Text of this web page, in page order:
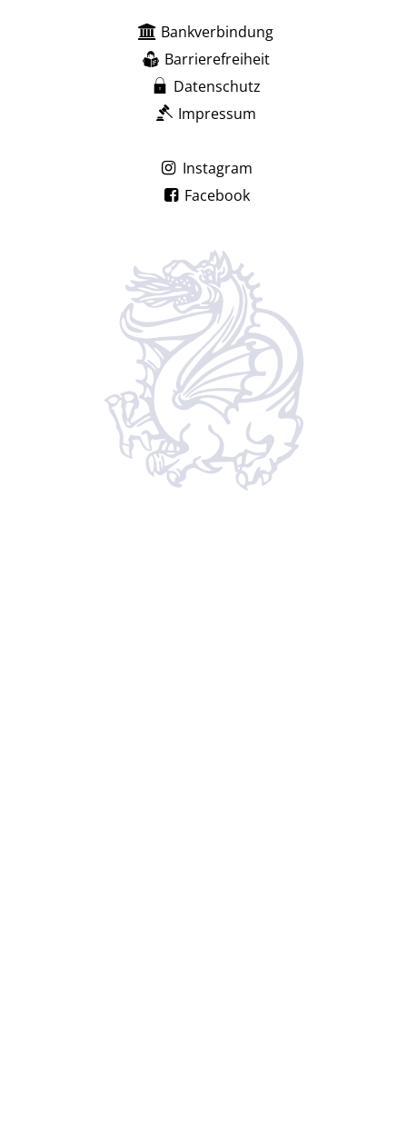
Bankverbindung
Barrierefreiheit
Datenschutz
Impressum
Instagram
Facebook